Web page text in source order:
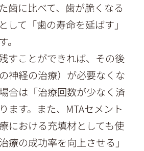
歯に比べて、歯が脆くなる
して「歯の寿命を延ばす」
すことができれば、その後
神経の治療）が必要なくな
合は「治療回数が少なく済
ます。また、MTAセメント
における充填材としても使
療の成功率を向上させる」